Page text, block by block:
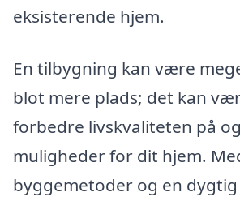
eksisterende hjem.
En tilbygning kan være
blot mere plads; det kan
forbedre livskvaliteten på
muligheder for dit hjem.
byggemetoder og en